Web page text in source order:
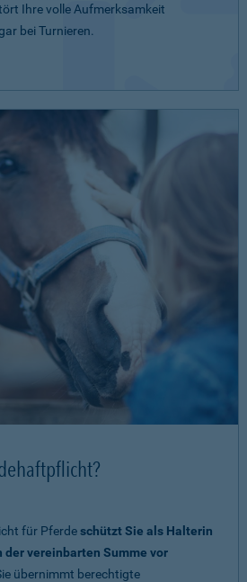
Ihre volle Aufmerksamkeit
bei Turnieren.
für Pferdeschützt Sie als Halterin
der vereinbarten Summe vor
übernimmt berechtigte